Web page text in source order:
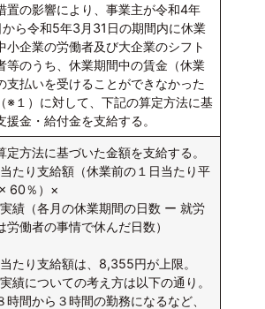
置の影響により、事業主が令和4年
から令和5年3月31日の期間内に休業
小企業の労働者及び大企業のシフト
等のうち、休業期間中の賃金（休業
支払いを受けることができなかった
※１）に対して、下記の算定方法に基
援金・給付金を支給する。
定方法に基づいた金額を支給する。
たり支給額（休業前の１日当たり平
60％）×
績（各月の休業期間の日数 ー 就労
労働者の事情で休んだ日数）
り支給額は、8,355円が上限。
についての考え方は以下の通り。
時間から３時間の勤務になるなど、